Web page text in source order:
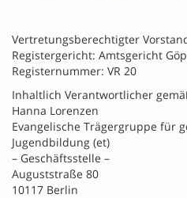
Vertretungsberechtigter
Registergericht: Amtsgericht
Registernummer: VR 20
Inhaltlich Verantwortlicher
Hanna Lorenzen
Evangelische Trägergruppe für
Jugendbildung (et)
– Geschäftsstelle –
Auguststraße 80
10117 Berlin